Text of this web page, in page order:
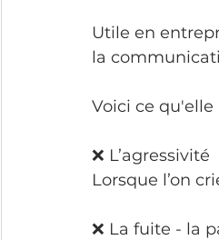
Utile en
la
Voici ce qu'elle
❌ L’agressivité
Lorsque l’on
❌ La fuite - la